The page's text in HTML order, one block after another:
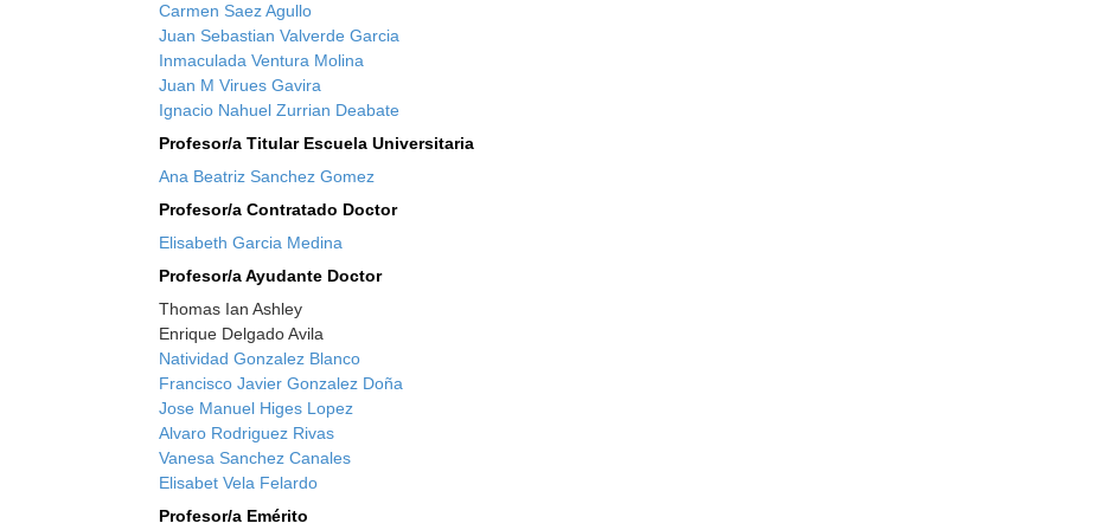
Carmen Saez Agullo
Juan Sebastian Valverde Garcia
Inmaculada Ventura Molina
Juan M Virues Gavira
Ignacio Nahuel Zurrian Deabate
Profesor/a Titular Escuela Universitaria
Ana Beatriz Sanchez Gomez
Profesor/a Contratado Doctor
Elisabeth Garcia Medina
Profesor/a Ayudante Doctor
Thomas Ian Ashley
Enrique Delgado Avila
Natividad Gonzalez Blanco
Francisco Javier Gonzalez Doña
Jose Manuel Higes Lopez
Alvaro Rodriguez Rivas
Vanesa Sanchez Canales
Elisabet Vela Felardo
Profesor/a Emérito